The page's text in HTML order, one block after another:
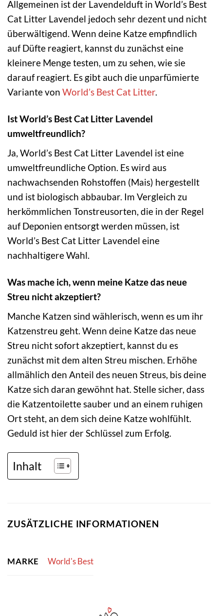
Allgemeinen ist der Lavendelduft in World’s Best
Cat Litter Lavendel jedoch sehr dezent und nicht
überwältigend. Wenn deine Katze empfindlich
auf Düfte reagiert, kannst du zunächst eine
kleinere Menge testen, um zu sehen, wie sie
darauf reagiert. Es gibt auch die unparfümierte
Variante von World’s Best Cat Litter.
Ist World’s Best Cat Litter Lavendel
umweltfreundlich?
Ja, World’s Best Cat Litter Lavendel ist eine
umweltfreundliche Option. Es wird aus
nachwachsenden Rohstoffen (Mais) hergestellt
und ist biologisch abbaubar. Im Vergleich zu
herkömmlichen Tonstreusorten, die in der Regel
auf Deponien entsorgt werden müssen, ist
World’s Best Cat Litter Lavendel eine
nachhaltigere Wahl.
Was mache ich, wenn meine Katze das neue
Streu nicht akzeptiert?
Manche Katzen sind wählerisch, wenn es um ihr
Katzenstreu geht. Wenn deine Katze das neue
Streu nicht sofort akzeptiert, kannst du es
zunächst mit dem alten Streu mischen. Erhöhe
allmählich den Anteil des neuen Streus, bis deine
Katze sich daran gewöhnt hat. Stelle sicher, dass
die Katzentoilette sauber und an einem ruhigen
Ort steht, an dem sich deine Katze wohlfühlt.
Geduld ist hier der Schlüssel zum Erfolg.
Inhalt
ZUSÄTZLICHE INFORMATIONEN
MARKE World's Best